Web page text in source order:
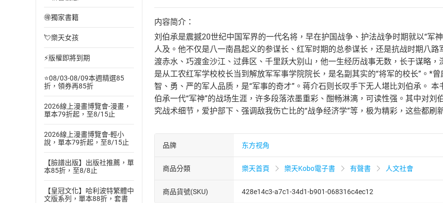
🉐獨家書籍
💘樂天女孩
⚡版權即將到期
⭐08/03-08/09本週精選85
折，領券再85折
2026線上漫畫博覽會-漫畫，
單本79折起，至8/15止
2026線上漫畫博覽會-輕小
說，單本79折起，至8/15止
【臉譜出版】出版社推薦，單
本85折，至8/8止
【皇冠文化】哈利波特繁體中
文版系列，單本88折，套書
内容简介：
刘伯承是震撼20世纪中国军界的一代名将，早在护国战争、护法战争时期就以“军
人及。他不仅是八一南昌起义的参谋长、红军时期的总参谋长，还是抗战时期八
渡赤水、巧渡金沙江、过彝区、千里跃大别山，他一生经历战事无数，长于谋略
是从工农红军学校校长当到解放军军事学院院长，是名副其实的“将军的校长”。*
智、勇、严的军人品质，是“军事的奇才”。蒋介石则长叹手下无人堪比刘伯承。
伯承一代“军神”的战场生涯，许多段落浓墨重彩、酣畅淋漓，可读性强。其中对
究战术细节，爱护部下、强调敌我伤亡比的“战争经济学”等，极为精彩，这些都刷
品牌 东方视角
商品分類 樂天首頁 樂天Kobo電子書 有聲書 人文社會
商品貨號(SKU) 428e14c3-a7c1-34d1-b901-068316c4ec12